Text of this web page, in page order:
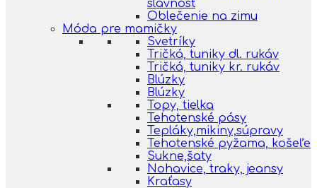
slávnosť
Oblečenie na zimu
Móda pre mamičky
Svetríky
Tričká, tuniky dl. rukáv
Tričká, tuniky kr. rukáv
Blúzky
Blúzky
Topy, tielka
Tehotenské pásy
Tepláky,mikiny,súpravy
Tehotenské pyžama, košeľe
Sukne,šaty
Nohavice, traky, jeansy
Kraťasy